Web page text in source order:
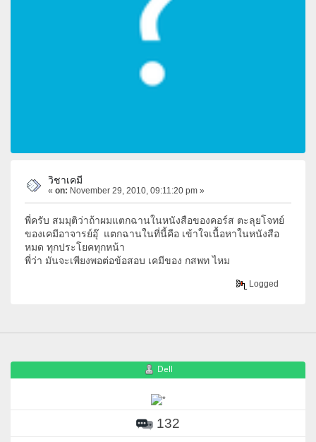
วิชาเคมี
« on: November 29, 2010, 09:11:20 pm »
พี่ครับ สมมุติว่าถ้าผมแตกฉานในหนังสือของคอร์ส ตะลุยโจทย์
ของเคมีอาจารย์อุ๊ แตกฉานในที่นี้คือ เข้าใจเนื้อหาในหนังสือ
หมด ทุกประโยคทุกหน้า
พี่ว่า มันจะเพียงพอต่อข้อสอบ เคมีของ กสพท ไหม
Logged
Dell
132